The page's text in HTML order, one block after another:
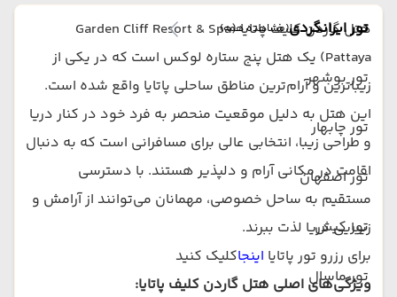
تور ایرانگردی(مشاهده همه)
تور بوشهر
تور چابهار
تور اصفهان
تور کیش
تور ماسال
هتل گاردن کلیف پاتایا (Garden Cliff Resort & Spa
Pattaya) یک هتل پنج ستاره لوکس است که در یکی از
زیباترین و آرام‌ترین مناطق ساحلی پاتایا واقع شده است.
این هتل به دلیل موقعیت منحصر به فرد خود در کنار دریا
و طراحی زیبا، انتخابی عالی برای مسافرانی است که به دنبال
اقامت در مکانی آرام و دلپذیر هستند. با دسترسی
مستقیم به ساحل خصوصی، مهمانان می‌توانند از آرامش و
زیبایی دریا لذت ببرند.
برای رزرو تور پاتایا اینجاکلیک کنید
ویژگی‌های اصلی هتل گاردن کلیف پاتایا: